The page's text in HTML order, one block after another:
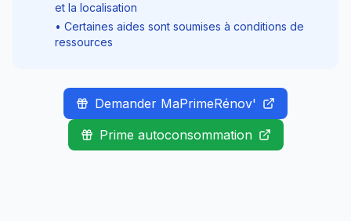
et la localisation
• Certaines aides sont soumises à conditions de
ressources
Demander MaPrimeRénov'
Prime autoconsommation